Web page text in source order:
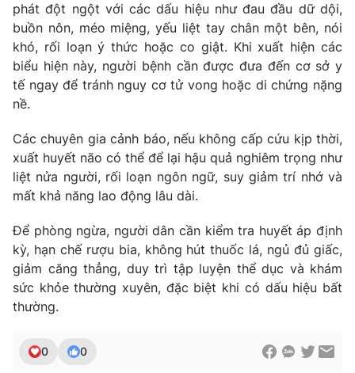
Photo Infographic
Video Shorts video
VTV Sức khoẻ Bất động sản
VTV4 Vươn mình bằng AI
VTV9
Liên hệ tòa soạn
phát đột ngột với các dấu hiệu như đau đầu dữ dội,
buồn nôn, méo miệng, yếu liệt tay chân một bên, nói
khó, rối loạn ý thức hoặc co giật. Khi xuất hiện các
biểu hiện này, người bệnh cần được đưa đến cơ sở y
tế ngay để tránh nguy cơ tử vong hoặc di chứng nặng
nề.
Các chuyên gia cảnh báo, nếu không cấp cứu kịp thời,
xuất huyết não có thể để lại hậu quả nghiêm trọng như
liệt nửa người, rối loạn ngôn ngữ, suy giảm trí nhớ và
mất khả năng lao động lâu dài.
Để phòng ngừa, người dân cần kiểm tra huyết áp định
kỳ, hạn chế rượu bia, không hút thuốc lá, ngủ đủ giấc,
giảm căng thẳng, duy trì tập luyện thể dục và khám
sức khỏe thường xuyên, đặc biệt khi có dấu hiệu bất
thường.
0 0